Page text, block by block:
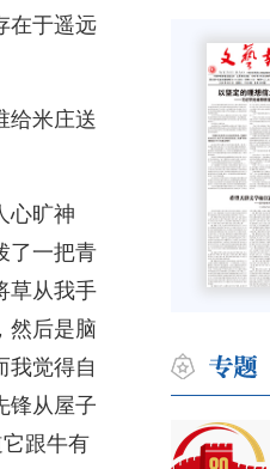
在于遥远
给米庄送
心旷神
了一把青
草从我手
然后是脑
我觉得自
锋从屋子
跟牛有